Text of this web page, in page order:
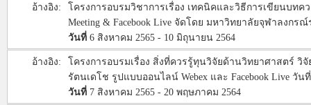
อ้างอิง:
โครงการอบรมวิชาการเรื่อง เทคนิคและวิธีการเขียนบท
Meeting & Facebook Live จัดโดย มหาวิทยาลัยจุฬาลงกร
วันที่ 6 สิงหาคม 2565 - 10 มิถุนายน 2564
อ้างอิง:
โครงการอบรมเรื่อง สิ่งที่ควรรู้ทุนวิจัยด้านวิทยาศาสตร์
รัตนเดโช รูปแบบออนไลน์ Webex และ Facebook Live
วันที่ 7 สิงหาคม 2565 - 20 พฤษภาคม 2564